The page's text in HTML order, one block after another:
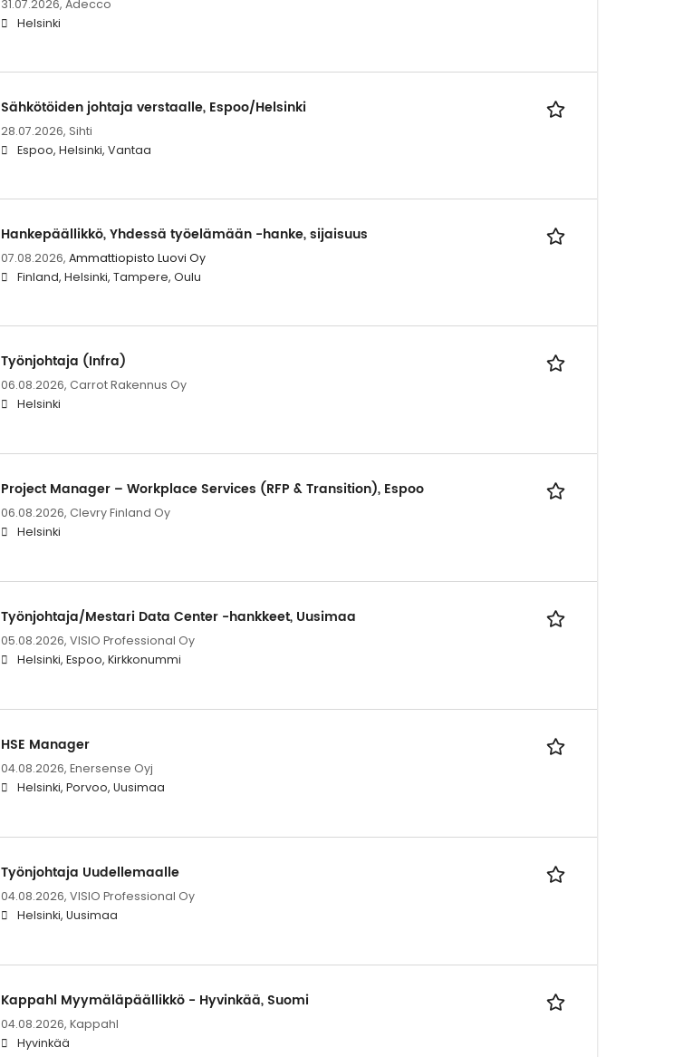
31.07.2026, Adecco
Helsinki
Sähkötöiden johtaja verstaalle, Espoo/Helsinki
28.07.2026, Sihti
Espoo, Helsinki, Vantaa
Hankepäällikkö, Yhdessä työelämään -hanke, sijaisuus
07.08.2026, Ammattiopisto Luovi Oy
Finland, Helsinki, Tampere, Oulu
Työnjohtaja (Infra)
06.08.2026, Carrot Rakennus Oy
Helsinki
Project Manager – Workplace Services (RFP & Transition), Espoo
06.08.2026, Clevry Finland Oy
Helsinki
Työnjohtaja/Mestari Data Center -hankkeet, Uusimaa
05.08.2026, VISIO Professional Oy
Helsinki, Espoo, Kirkkonummi
HSE Manager
04.08.2026, Enersense Oyj
Helsinki, Porvoo, Uusimaa
Työnjohtaja Uudellemaalle
04.08.2026, VISIO Professional Oy
Helsinki, Uusimaa
Kappahl Myymäläpäällikkö - Hyvinkää, Suomi
04.08.2026, Kappahl
Hyvinkää